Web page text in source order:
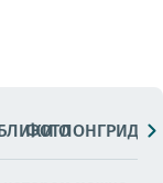
ФОТОЛОНГРИДЫ